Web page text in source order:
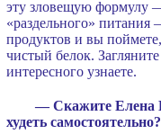
эту зловещую формулу
«раздельного»
продуктов и вы
чистый белок.
интересного узнаете.
— Скажите Елена
худеть самостоятельно?